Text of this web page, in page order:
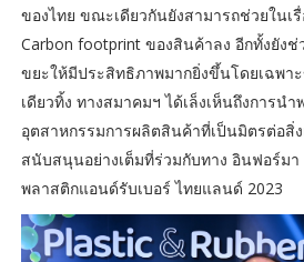
ของไทย ขณะเดียวกันยังสามารถช่วยในเ
Carbon footprint ของสินค้าลง อีกทั้งยังช่
ขยะให้มีประสิทธิภาพมากยิ่งขึ้นโดยเฉพา
เดียวทิ้ง ทางสมาคมฯ ได้เล็งเห็นถึงการนำ
อุตสาหกรรมการผลิตสินค้าที่เป็นมิตรต่อสิ่
สนับสนุนอย่างเต็มที่ร่วมกับทาง อินฟอร์มา
พลาสติกแอนด์รับเบอร์ ไทยแลนด์ 2023